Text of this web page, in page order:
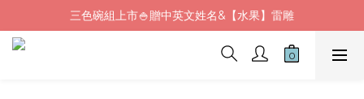
Fluf午餐袋✨新品上市92折+贈繡字
三色碗組上市🍚贈中英文姓名&【水果】雷雕
🦉韓國小眾包包品牌5折